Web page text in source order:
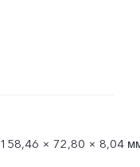
158,46 × 72,80 × 8,04